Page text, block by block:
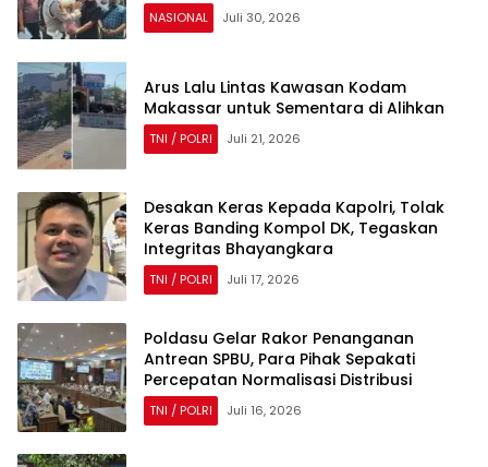
NASIONAL Juli 30, 2026
Arus Lalu Lintas Kawasan Kodam
Makassar untuk Sementara di Alihkan
TNI / POLRI Juli 21, 2026
Desakan Keras Kepada Kapolri, Tolak
Keras Banding Kompol DK, Tegaskan
Integritas Bhayangkara
TNI / POLRI Juli 17, 2026
Poldasu Gelar Rakor Penanganan
Antrean SPBU, Para Pihak Sepakati
Percepatan Normalisasi Distribusi
TNI / POLRI Juli 16, 2026